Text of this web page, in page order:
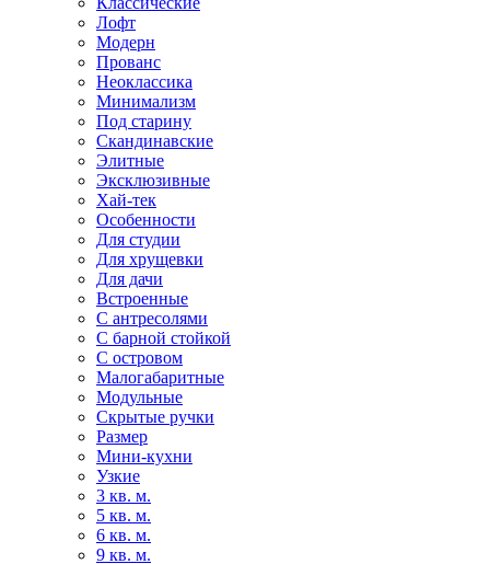
Лофт
Модерн
Прованс
Неоклассика
Минимализм
Под старину
Скандинавские
Элитные
Эксклюзивные
Хай-тек
Особенности
Для студии
Для хрущевки
Для дачи
Встроенные
С антресолями
С барной стойкой
С островом
Малогабаритные
Модульные
Скрытые ручки
Размер
Мини-кухни
Узкие
3 кв. м.
5 кв. м.
6 кв. м.
9 кв. м.